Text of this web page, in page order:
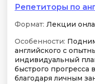
Репетиторы по
Формат: Лекции
Особенности:
английского с
индивидуальный
быстрого прогресса
благодаря личным